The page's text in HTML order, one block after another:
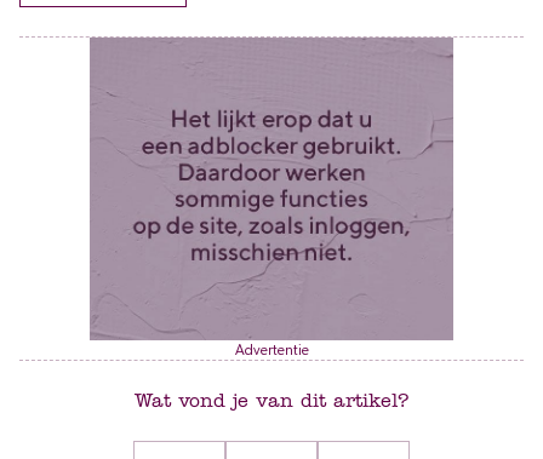
Advertentie
Wat vond je van dit artikel?